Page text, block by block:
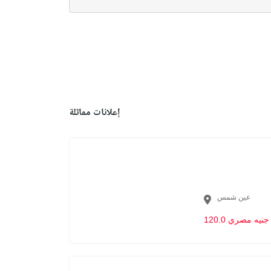
إعلانات مماثلة
عين شمس
120.0 جنيه مصري